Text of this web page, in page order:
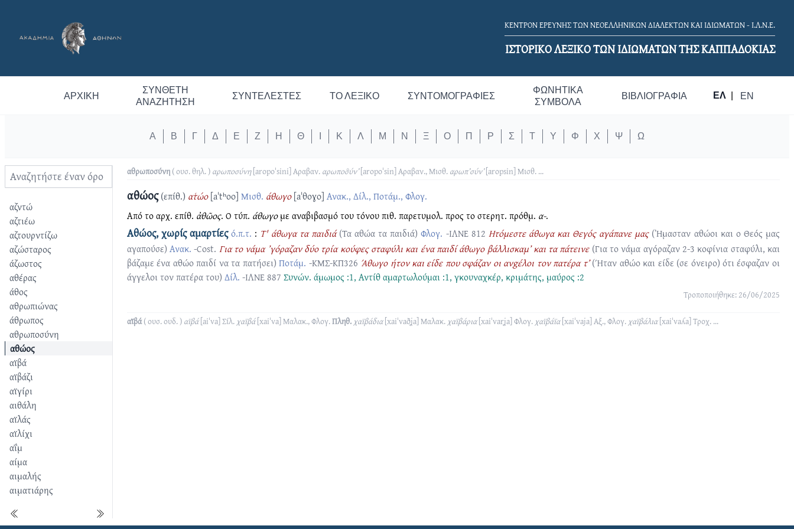
ΚΕΝΤΡΟΝ ΕΡΕΥΝΗΣ ΤΩΝ ΝΕΟΕΛΛΗΝΙΚΩΝ ΔΙΑΛΕΚΤΩΝ ΚΑΙ ΙΔΙΩΜΑΤΩΝ - Ι.Λ.Ν.Ε.
ΙΣΤΟΡΙΚΟ ΛΕΞΙΚΟ TΩΝ ΙΔΙΩΜΑΤΩΝ ΤΗΣ ΚΑΠΠΑΔΟΚΙΑΣ
ΑΡΧΙΚΉ
ΣΎΝΘΕΤΗ
ΑΝΑΖΉΤΗΣΗ
ΣΥΝΤΕΛΕΣΤΈΣ ΤΟ ΛΕΞΙΚΌ ΣΥΝΤΟΜΟΓΡΑΦΊΕΣ
ΦΩΝΗΤΙΚΆ
ΣΎΜΒΟΛΑ
ΒΙΒΛΙΟΓΡΑΦΊΑ ΕΛ EN
Α Β Γ Δ Ε Ζ Η Θ Κ Λ Μ Ν Ξ Ο Π Ρ Σ Τ Υ Φ Χ Ψ Ω
αζντώ
αζτιέω
αζτουρντίζω
αζώσταρος
άζωστος
αθέρας
άθος
αθρωπιώνας
άθρωπος
αθρωποσύνη
αθώος
αϊβά
αϊβάζι
αϊγίρι
αιθάλη
αϊλάς
αϊλίχι
αΐμ
αίμα
αιμαλής
αιματιάρης
αθρωποσύνη ( ουσ. θηλ. ) αρωποσύνη [aropoˈsini] Αραβαν. αρωποσ̑ύν’ [aropoˈsin] Αραβαν., Μισθ. αρωπ’σύν’ [aropsin] Μισθ. ...
αθώος(επίθ.) ατ͑ώο [aˈtʰοo] Μισθ. άθωγο [aˈθοɣo] Ανακ., Δίλ., Ποτάμ., Φλογ.
Από το αρχ. επίθ. ἀθῶος. Ο τύπ. άθωγομε αναβιβασμό του τόνου πιθ. παρετυμολ. προς το στερητ. πρόθμ. α-.
Αθώος, χωρίς αμαρτίεςό.π.τ. : Τ' άθωγα τα παιδιά (Τα αθώα τα παιδιά)Φλογ. -ΙΛΝΕ 812 Ητόμεστε άθωγα και Θεγός αγάπανε μας (Ἠμασταν αθώοι και ο Θεός μας
αγαπούσε)Ανακ. -Cost. Για το νάμα ’γόραζαν δύο τρία κούφες σταφύλι και ένα παιδί άθωγο βάλλισκαμ’ και τα πάτεινε (Για το νάμα αγόραζαν 2-3 κοφίνια σταφύλι, και
βάζαμε ένα αθώο παιδί να τα πατήσει)Ποτάμ. -ΚΜΣ-ΚΠ326 Άθωγο ήτον και είδε που σφάζαν οι ανgέλοι τον πατέρα τ’ (Ήταν αθώο και είδε (σε όνειρο) ότι έσφαζαν οι
άγγελοι τον πατέρα του) Δίλ. -ΙΛΝΕ 887 Συνών. άμωμος :1, Αντίθαμαρτωλούμαι :1, γκουναχκέρ, κριμάτης, μαύρος :2
Τροποποιήθηκε: 26/06/2025
αϊβά( ουσ. ουδ. ) αϊβά [aiˈva] Σίλ. χαϊβά [xaiˈva] Μαλακ., Φλογ.Πληθ. χαϊβάδια [xaiˈvaðʝa] Μαλακ. χαϊβάρια [xaiˈvarʝa] Φλογ. χαϊβάϊα [xaiˈvaja] Αξ., Φλογ. χαϊβάλια [xaiˈvaʎa] Τροχ. ...